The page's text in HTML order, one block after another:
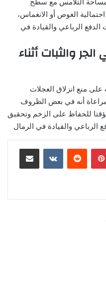
الغوص أو الانغماس،
الرباعي والقيادة في
والثبات أثناء
منع انزلاق العجلات
أنه في بعض الظروف
للحفاظ على الزخم وتحقيق
الرباعي والقيادة في الرمال
بينتيريست مشاركة عبر البريد